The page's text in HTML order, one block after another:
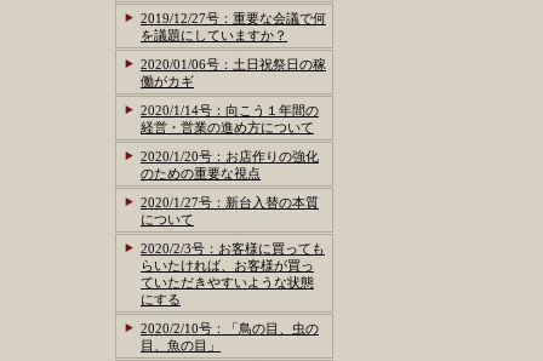
2019/12/27号：重要な会議で何
を議題にしていますか？
2020/01/06号：土日祝祭日の稼
働がカギ
2020/1/14号：向こう１年間の
経営・営業の進め方について
2020/1/20号：お店作りの強化
のための重要な視点
2020/1/27号：新台入替の本質
について
2020/2/3号：お客様に買っても
らいたければ、お客様が買っ
ていただきやすいような状態
にする
2020/2/10号：「鳥の目、虫の
目、魚の目」